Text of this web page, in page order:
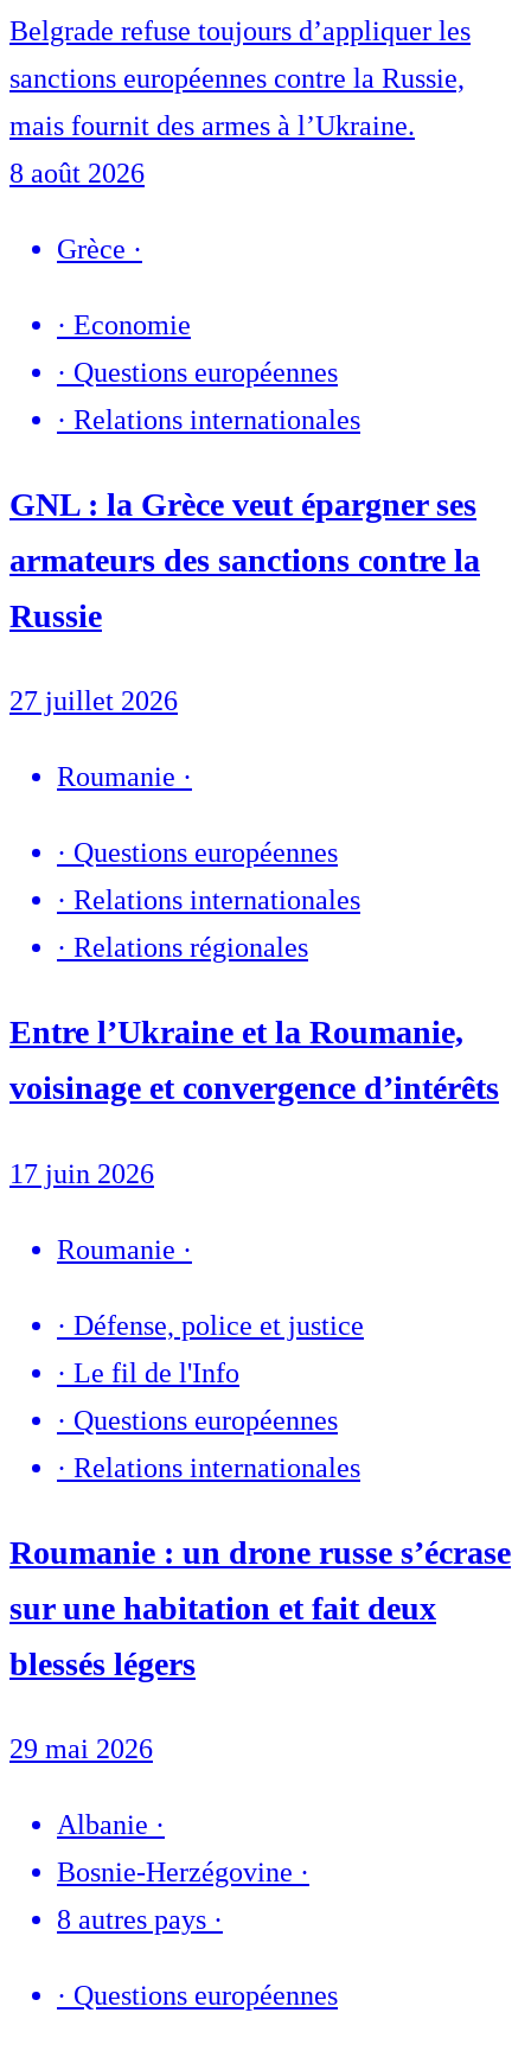
Belgrade refuse toujours d’appliquer les
sanctions européennes contre la Russie,
mais fournit des armes à l’Ukraine.
8 août 2026
Grèce ·
· Economie
· Questions européennes
· Relations internationales
GNL : la Grèce veut épargner ses
armateurs des sanctions contre la
Russie
27 juillet 2026
Roumanie ·
· Questions européennes
· Relations internationales
· Relations régionales
Entre l’Ukraine et la Roumanie,
voisinage et convergence d’intérêts
17 juin 2026
Roumanie ·
· Défense, police et justice
· Le fil de l'Info
· Questions européennes
· Relations internationales
Roumanie : un drone russe s’écrase
sur une habitation et fait deux
blessés légers
29 mai 2026
Albanie ·
Bosnie-Herzégovine ·
8 autres pays ·
· Questions européennes